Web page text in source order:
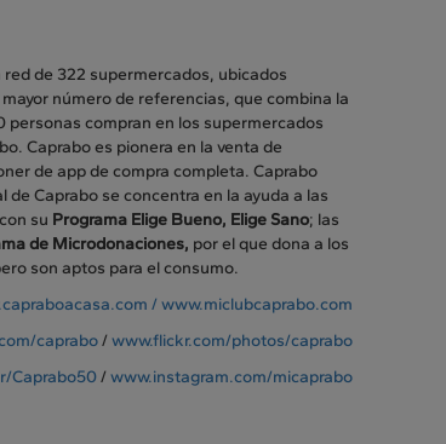
de 322 supermercados, ubicados
número de referencias, que combina la
compran en los supermercados
Caprabo es pionera en la venta de
de app de compra completa. Caprabo
Caprabo se concentra en la ayuda a las
su Programa Elige Bueno, Elige Sano; las
de Microdonaciones, por el que dona a los
son aptos para el consumo.
/ www.miclubcaprabo.com
caprabo/ www.flickr.com/photos/caprabo
Caprabo50/ www.instagram.com/micaprabo